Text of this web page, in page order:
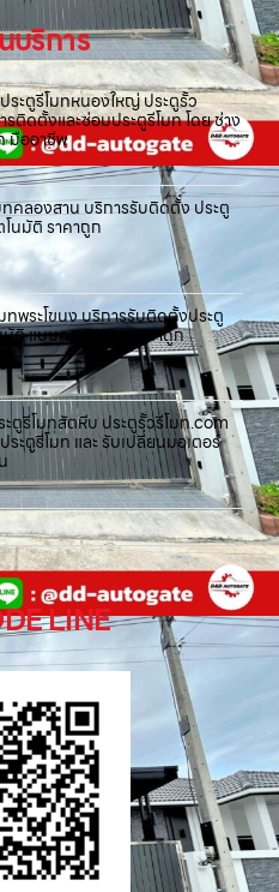
บริการ
ระตูรีโมทหนองใหญ่ ประตูรั้ว
ติดตั้งและซ่อมประตูรีโมท โดย ช่าง
มืออาชีพ
คลองสาน บริการรับติดตั้ง ประตู
นมัติ ราคาถูก
ทพระโขนง บริการรับติดตั้งประตู
มัติ แบบครบวงจร ราคาถูก
ะตูรีโมทสัตหีบ ประตูรั้วรีโมท.com
ระตูรีโมท และ รับเปลี่ยนมอเตอร์
LINE